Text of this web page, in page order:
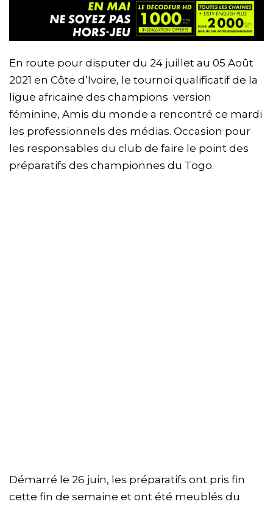
En route pour disputer du 24 juillet au 05 Août
2021 en Côte d’Ivoire, le tournoi qualificatif de la
ligue africaine des champions version
féminine, Amis du monde a rencontré ce mardi
les professionnels des médias. Occasion pour
les responsables du club de faire le point des
préparatifs des championnes du Togo.
Démarré le 26 juin, les préparatifs ont pris fin
cette fin de semaine et ont été meublés du